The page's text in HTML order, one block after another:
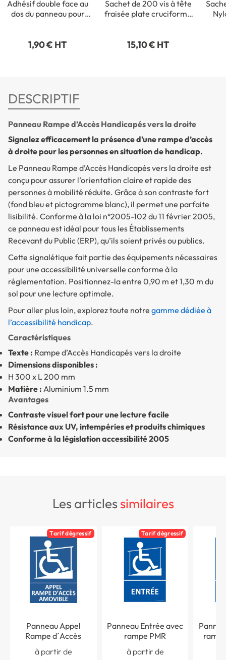
Adhésif double face au
dos du panneau pour
1,90 € HT
Sachet de 200 vis à tête
fraisée plate cruciforme
15,10 € HT
DESCRIPTIF
Panneau Rampe d’Accès Handicapés vers la droite
Signalez efficacement la présence d’une rampe d’accès
à droite pour les personnes en situation de handicap.
Le Panneau Rampe d’Accès Handicapés vers la droite est
conçu pour assurer l’orientation claire et rapide des
personnes à mobilité réduite. Grâce à son contraste fort
(fond bleu et pictogramme blanc), il permet une parfaite
lisibilité. Conforme à la loi n°2005-102 du 11 février 2005,
ce panneau est idéal pour tous les Établissements
Recevant du Public (ERP), qu’ils soient privés ou publics.
Cette signalétique fait partie des équipements nécessaires
pour une accessibilité universelle conforme à la
réglementation. Positionnez-la entre 0,90 m et 1,30 m du
sol pour une lecture optimale.
Pour aller plus loin, explorez toute notre gamme dédiée à
l’accessibilité handicap.
Caractéristiques
Texte : Rampe d’Accès Handicapés vers la droite
Dimensions disponibles :
H 300 x L 200 mm
Matière : Aluminium 1.5 mm
Avantages
Contraste visuel fort pour une lecture facile
Résistance aux UV, intempéries et produits chimiques
Conforme à la législation accessibilité 2005
les articlessimilaires
Tarif dégressif
Panneau Appel
Rampe d´Accès
à partir de
Tarif dégressif
Panneau Entrée avec
rampe PMR
à partir de